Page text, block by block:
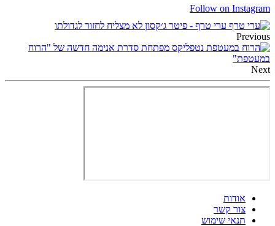
Follow on Instagram
ערי טרף - פיטר ג׳קסון לא מצליח לחזור לגדולתו
Previous
נטפליקס מפתחת סדרת אנימה חדשה של "הרוח
במעטפת"
Next
אודות
צור קשר
תנאי שימוש